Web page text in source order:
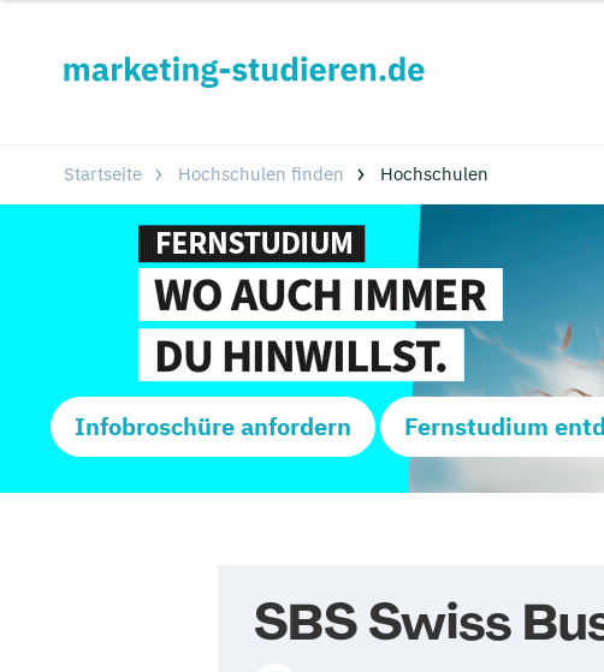
Startseite Hochschulen finden Hochschulen
Infobroschüre anfordern Fernstudium
SBS Swiss